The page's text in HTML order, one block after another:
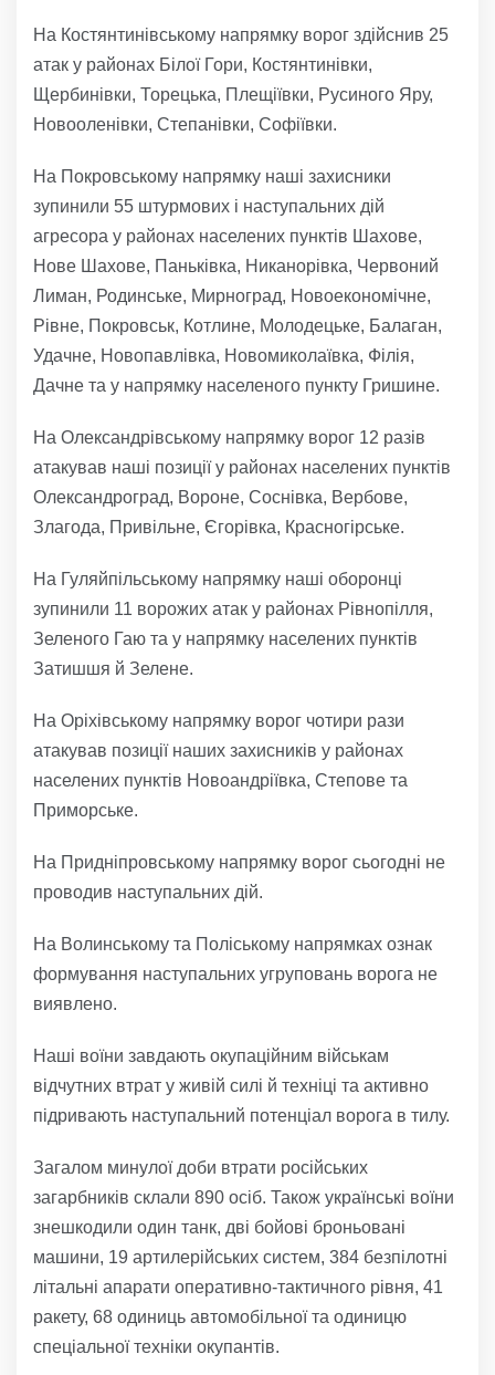
На Костянтинівському напрямку ворог здійснив 25
атак у районах Білої Гори, Костянтинівки,
Щербинівки, Торецька, Плещіївки, Русиного Яру,
Новооленівки, Степанівки, Софіївки.
На Покровському напрямку наші захисники
зупинили 55 штурмових і наступальних дій
агресора у районах населених пунктів Шахове,
Нове Шахове, Паньківка, Никанорівка, Червоний
Лиман, Родинське, Мирноград, Новоекономічне,
Рівне, Покровськ, Котлине, Молодецьке, Балаган,
Удачне, Новопавлівка, Новомиколаївка, Філія,
Дачне та у напрямку населеного пункту Гришине.
На Олександрівському напрямку ворог 12 разів
атакував наші позиції у районах населених пунктів
Олександроград, Вороне, Соснівка, Вербове,
Злагода, Привільне, Єгорівка, Красногірське.
На Гуляйпільському напрямку наші оборонці
зупинили 11 ворожих атак у районах Рівнопілля,
Зеленого Гаю та у напрямку населених пунктів
Затишшя й Зелене.
На Оріхівському напрямку ворог чотири рази
атакував позиції наших захисників у районах
населених пунктів Новоандріївка, Степове та
Приморське.
На Придніпровському напрямку ворог сьогодні не
проводив наступальних дій.
На Волинському та Поліському напрямках ознак
формування наступальних угруповань ворога не
виявлено.
Наші воїни завдають окупаційним військам
відчутних втрат у живій силі й техніці та активно
підривають наступальний потенціал ворога в тилу.
Загалом минулої доби втрати російських
загарбників склали 890 осіб. Також українські воїни
знешкодили один танк, дві бойові броньовані
машини, 19 артилерійських систем, 384 безпілотні
літальні апарати оперативно-тактичного рівня, 41
ракету, 68 одиниць автомобільної та одиницю
спеціальної техніки окупантів.